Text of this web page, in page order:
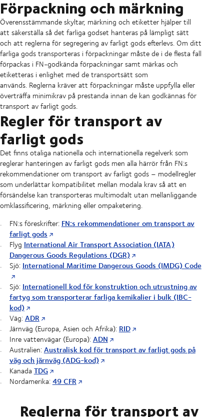
Förpackning och märkning
Överensstämmande skyltar, märkning och etiketter hjälper till
att säkerställa så det farliga godset hanteras på lämpligt sätt
och att reglerna för segregering av farligt gods efterlevs. Om ditt
farliga gods transporteras i förpackningar måste de i de flesta fall
förpackas i FN-godkända förpackningar samt märkas och
etiketteras i enlighet med de transportsätt som
används. Reglerna kräver att förpackningar måste uppfylla eller
överträffa minimikrav på prestanda innan de kan godkännas för
transport av farligt gods.
Regler för transport av
farligt gods
Det finns otaliga nationella och internationella regelverk som
reglerar hanteringen av farligt gods men alla härrör från FN:s
rekommendationer om transport av farligt gods – modellregler
som underlättar kompatibilitet mellan modala krav så att en
försändelse kan transporteras multimodalt utan mellanliggande
omklassificering, märkning eller ompaketering.
FN:s föreskrifter: FN:s rekommendationer om transport av
farligt gods
Flyg International Air Transport Association (IATA)
Dangerous Goods Regulations (DGR)
Sjö: International Maritime Dangerous Goods (IMDG) Code
Sjö: Internationell kod för konstruktion och utrustning av
fartyg som transporterar farliga kemikalier i bulk (IBC-
kod)
Väg:ADR
Järnväg (Europa, Asien och Afrika): RID
Inre vattenvägar (Europa):ADN
Australien:Australisk kod för transport av farligt gods på
väg och järnväg (ADG-kod)
Kanada TDG
Nordamerika:49 CFR
Reglerna för transport av